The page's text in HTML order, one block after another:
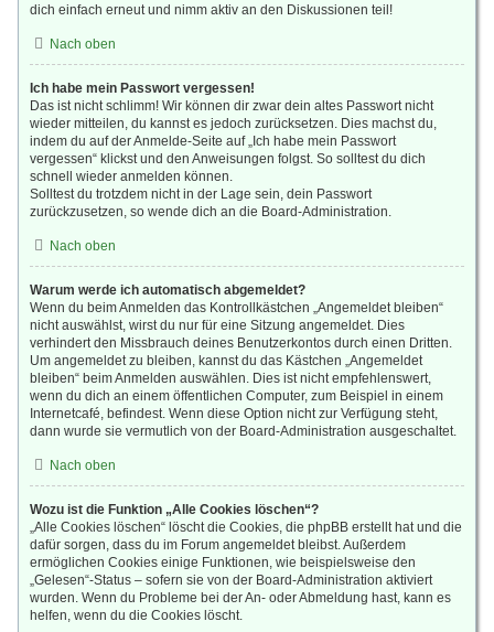
dich einfach erneut und nimm aktiv an den Diskussionen teil!
Nach oben
Ich habe mein Passwort vergessen!
Das ist nicht schlimm! Wir können dir zwar dein altes Passwort nicht
wieder mitteilen, du kannst es jedoch zurücksetzen. Dies machst du,
indem du auf der Anmelde-Seite auf „Ich habe mein Passwort
vergessen“ klickst und den Anweisungen folgst. So solltest du dich
schnell wieder anmelden können.
Solltest du trotzdem nicht in der Lage sein, dein Passwort
zurückzusetzen, so wende dich an die Board-Administration.
Nach oben
Warum werde ich automatisch abgemeldet?
Wenn du beim Anmelden das Kontrollkästchen „Angemeldet bleiben“
nicht auswählst, wirst du nur für eine Sitzung angemeldet. Dies
verhindert den Missbrauch deines Benutzerkontos durch einen Dritten.
Um angemeldet zu bleiben, kannst du das Kästchen „Angemeldet
bleiben“ beim Anmelden auswählen. Dies ist nicht empfehlenswert,
wenn du dich an einem öffentlichen Computer, zum Beispiel in einem
Internetcafé, befindest. Wenn diese Option nicht zur Verfügung steht,
dann wurde sie vermutlich von der Board-Administration ausgeschaltet.
Nach oben
Wozu ist die Funktion „Alle Cookies löschen“?
„Alle Cookies löschen“ löscht die Cookies, die phpBB erstellt hat und die
dafür sorgen, dass du im Forum angemeldet bleibst. Außerdem
ermöglichen Cookies einige Funktionen, wie beispielsweise den
„Gelesen“-Status – sofern sie von der Board-Administration aktiviert
wurden. Wenn du Probleme bei der An- oder Abmeldung hast, kann es
helfen, wenn du die Cookies löscht.